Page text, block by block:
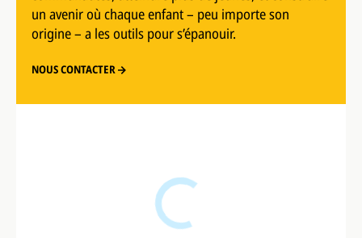
un avenir où chaque enfant – peu importe son
origine – a les outils pour s’épanouir.
NOUS CONTACTER